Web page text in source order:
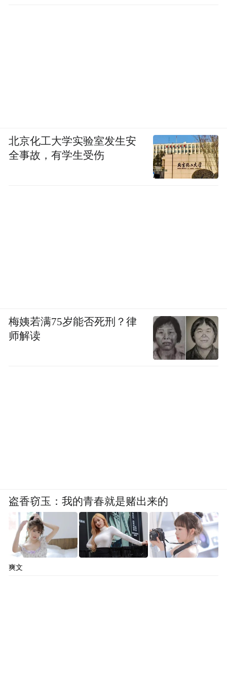
北京化工大学实验室发生安
全事故，有学生受伤
梅姨若满75岁能否死刑？律
师解读
盗香窃玉：我的青春就是赌出来的
爽文